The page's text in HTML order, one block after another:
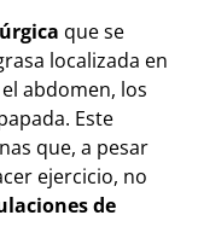
que se
localizada en
abdomen, los
Este
que, a pesar
ejercicio, no
de